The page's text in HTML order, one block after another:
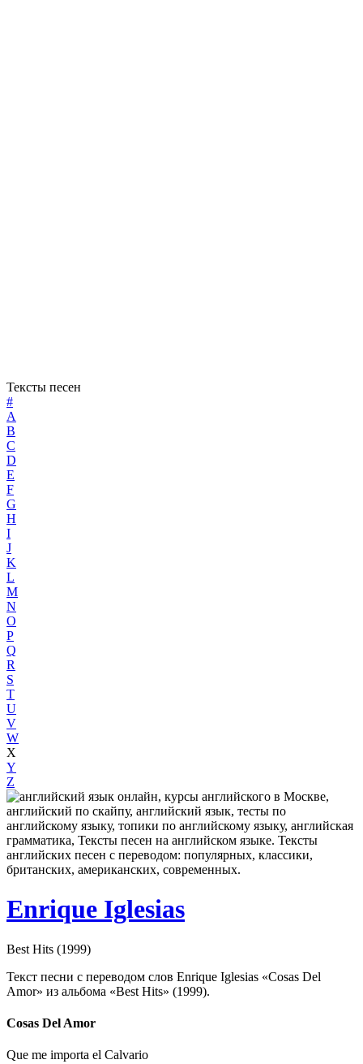
Тексты песен
#
A
B
C
D
E
F
G
H
I
J
K
L
M
N
O
P
Q
R
S
T
U
V
W
X
Y
Z
Enrique Iglesias
Best Hits (1999)
Текст песни с переводом слов Enrique Iglesias «Cosas Del
Amor» из альбома «Best Hits» (1999).
Cosas Del Amor
Que me importa el Calvario